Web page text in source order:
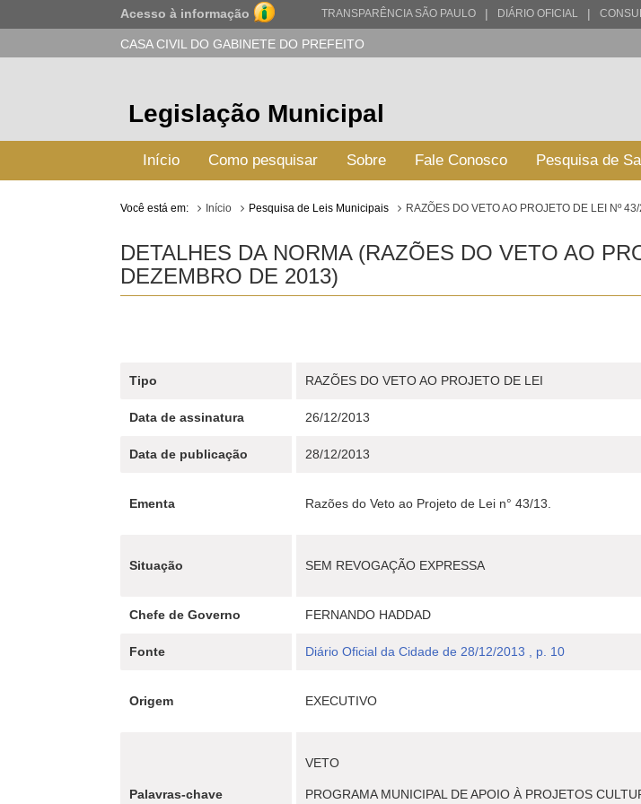
Acesso à informação TRANSPARÊNCIA SÃO PAULO | DIÁRIO OFICIAL |
CASA CIVIL DO GABINETE DO PREFEITO
Legislação Municipal
Início Como pesquisar Sobre Fale Conosco Pesquisa de
Você está em: Início Pesquisa de Leis Municipais RAZÕES DO VETO AO PROJETO DE LEI Nº
DETALHES DA NORMA (RAZÕES DO VETO AO
DEZEMBRO DE 2013)
Tipo RAZÕES DO VETO AO PROJETO DE LEI
Data de assinatura 26/12/2013
Data de publicação 28/12/2013
Ementa Razões do Veto ao Projeto de Lei n° 43/13.
Situação SEM REVOGAÇÃO EXPRESSA
Chefe de Governo FERNANDO HADDAD
Fonte Diário Oficial da Cidade de 28/12/2013 , p. 10
Origem EXECUTIVO
Palavras-chave
VETO
PROGRAMA MUNICIPAL DE APOIO À PROJETOS